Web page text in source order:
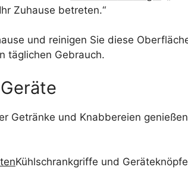
Zuhause betreten.“
und reinigen Sie diese
täglichen Gebrauch.
Getränke und Knabbereien
Kühlschrankgriffe und